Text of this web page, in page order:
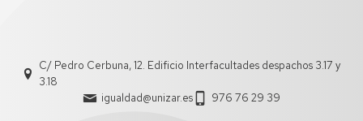
C/ Pedro Cerbuna, 12. Edificio Interfacultades despachos 3.17 y
3.18
igualdad@unizar.es
976 76 29 39